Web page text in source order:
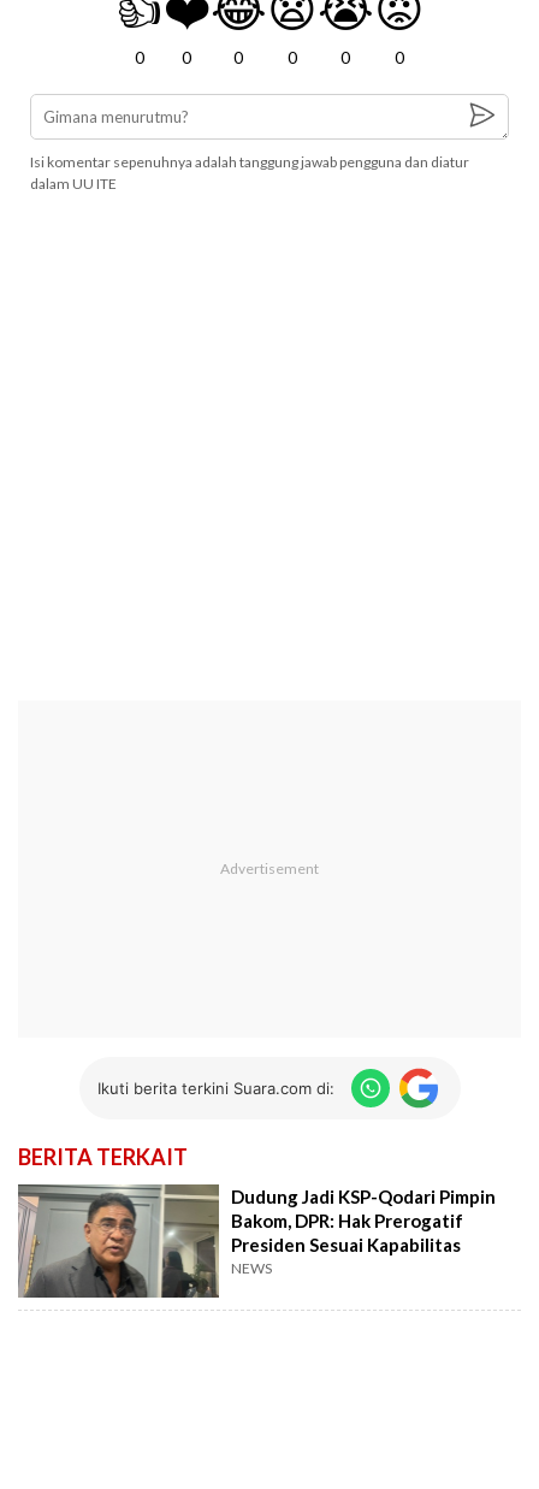
0 0 0 0 0 0
Isi komentar sepenuhnya adalah tanggung jawab pengguna dan diatur
dalam UU ITE
Ikuti berita terkini Suara.com di:
BERITA TERKAIT
Dudung Jadi KSP-Qodari Pimpin
Bakom, DPR: Hak Prerogatif
Presiden Sesuai Kapabilitas
NEWS